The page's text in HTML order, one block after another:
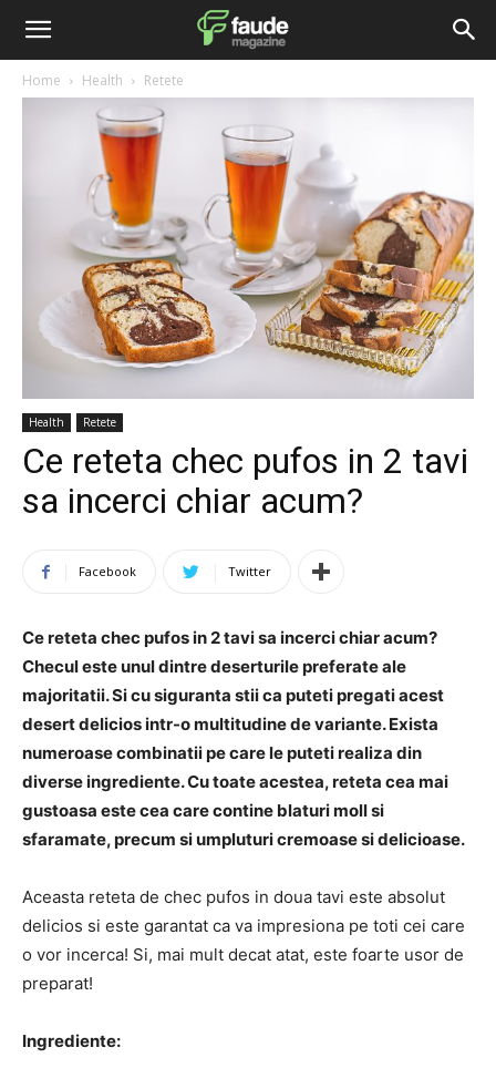
Home Health Retete
Health Retete
Ce reteta chec pufos in 2 tavi
sa incerci chiar acum?
Facebook Twitter
Ce reteta chec pufos in 2 tavi sa incerci chiar acum?
Checul este unul dintre deserturile preferate ale
majoritatii. Si cu siguranta stii ca puteti pregati acest
desert delicios intr-o multitudine de variante. Exista
numeroase combinatii pe care le puteti realiza din
diverse ingrediente. Cu toate acestea, reteta cea mai
gustoasa este cea care contine blaturi moll si
sfaramate, precum si umpluturi cremoase si delicioase.
Aceasta reteta de chec pufos in doua tavi este absolut
delicios si este garantat ca va impresiona pe toti cei care
o vor incerca! Si, mai mult decat atat, este foarte usor de
preparat!
Ingrediente: